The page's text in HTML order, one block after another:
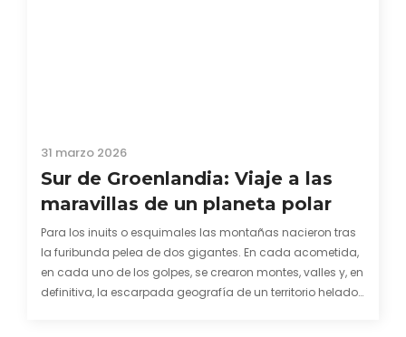
31 marzo 2026
Sur de Groenlandia: Viaje a las
maravillas de un planeta polar
Para los inuits o esquimales las montañas nacieron tras
la furibunda pelea de dos gigantes. En cada acometida,
en cada uno de los golpes, se crearon montes, valles y, en
definitiva, la escarpada geografía de un territorio helado.